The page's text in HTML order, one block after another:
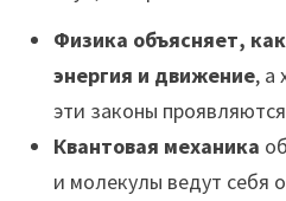
Физика объясняет,
энергия и движение, а
эти законы
Квантовая механика
и молекулы ведут себя